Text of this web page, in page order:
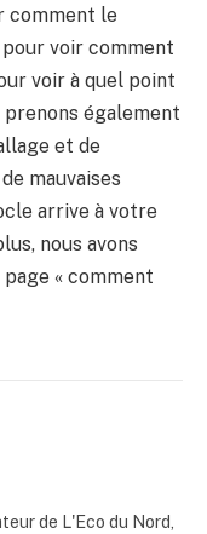
comment le
pour voir comment
voir à quel point
également
et de
mauvaises
arrive à votre
nous avons
« comment
de L'Eco du Nord,